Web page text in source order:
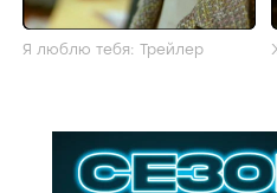
Я люблю тебя: Трейлер